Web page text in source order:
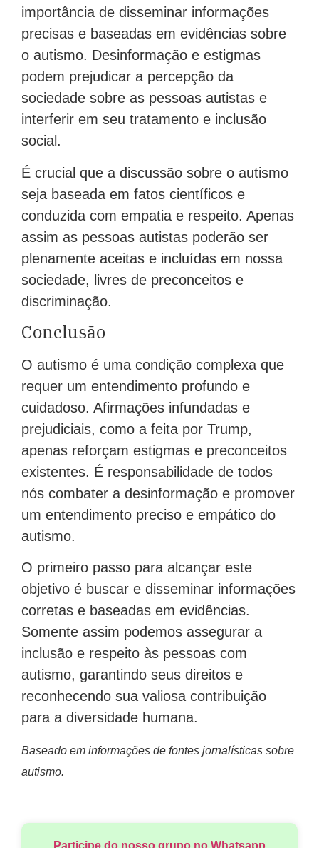
importância de disseminar informações
precisas e baseadas em evidências sobre
o autismo. Desinformação e estigmas
podem prejudicar a percepção da
sociedade sobre as pessoas autistas e
interferir em seu tratamento e inclusão
social.
É crucial que a discussão sobre o autismo
seja baseada em fatos científicos e
conduzida com empatia e respeito. Apenas
assim as pessoas autistas poderão ser
plenamente aceitas e incluídas em nossa
sociedade, livres de preconceitos e
discriminação.
Conclusão
O autismo é uma condição complexa que
requer um entendimento profundo e
cuidadoso. Afirmações infundadas e
prejudiciais, como a feita por Trump,
apenas reforçam estigmas e preconceitos
existentes. É responsabilidade de todos
nós combater a desinformação e promover
um entendimento preciso e empático do
autismo.
O primeiro passo para alcançar este
objetivo é buscar e disseminar informações
corretas e baseadas em evidências.
Somente assim podemos assegurar a
inclusão e respeito às pessoas com
autismo, garantindo seus direitos e
reconhecendo sua valiosa contribuição
para a diversidade humana.
Baseado em informações de fontes jornalísticas sobre
autismo.